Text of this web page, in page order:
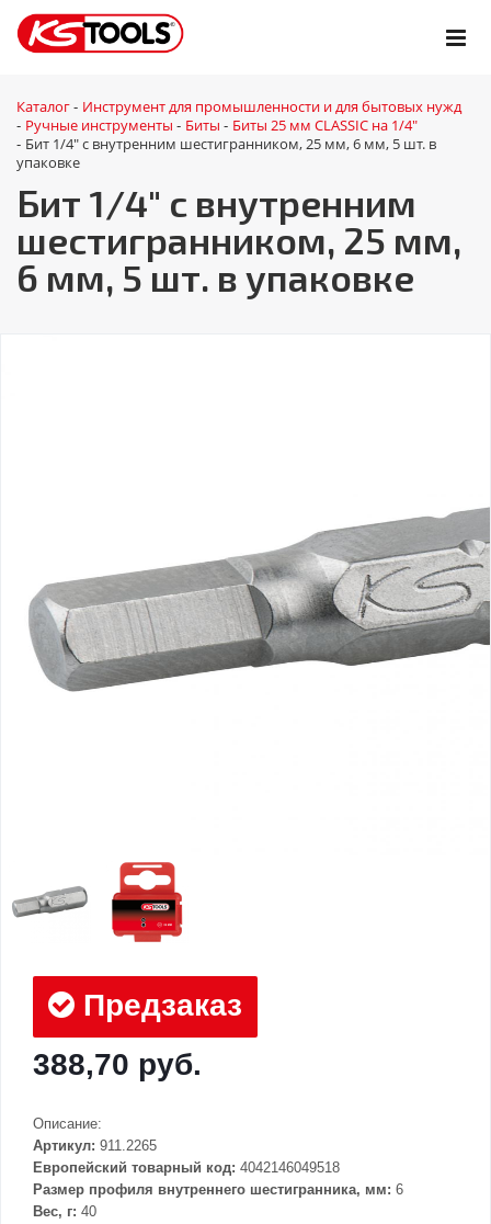
Каталог - Инструмент для промышленности и для бытовых нужд
- Ручные инструменты - Биты - Биты 25 мм CLASSIC на 1/4"
- Бит 1/4" с внутренним шестигранником, 25 мм, 6 мм, 5 шт. в
упаковке
Бит 1/4" с внутренним
шестигранником, 25 мм,
6 мм, 5 шт. в упаковке
Предзаказ
388,70 руб.
Описание:
Артикул: 911.2265
Европейский товарный код: 4042146049518
Размер профиля внутреннего шестигранника, мм: 6
Вес, г: 40